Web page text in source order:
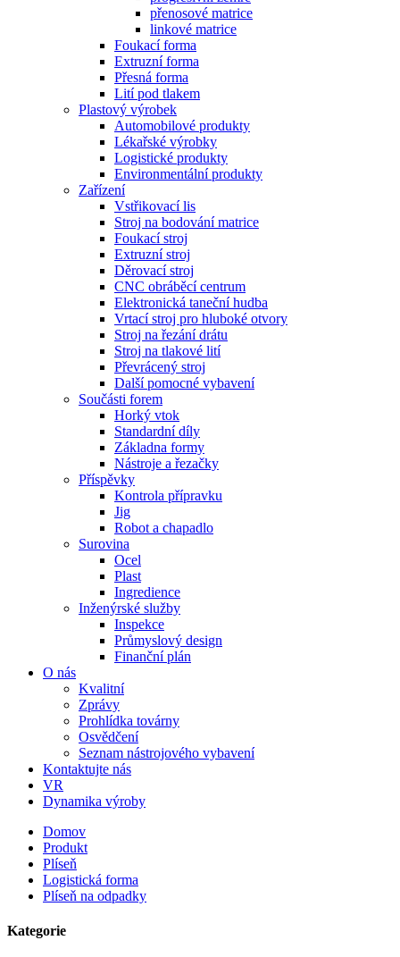
přenosové matrice
linkové matrice
Foukací forma
Extruzní forma
Přesná forma
Lití pod tlakem
Plastový výrobek
Automobilové produkty
Lékařské výrobky
Logistické produkty
Environmentální produkty
Zařízení
Vstřikovací lis
Stroj na bodování matrice
Foukací stroj
Extruzní stroj
Děrovací stroj
CNC obráběcí centrum
Elektronická taneční hudba
Vrtací stroj pro hluboké otvory
Stroj na řezání drátu
Stroj na tlakové lití
Převrácený stroj
Další pomocné vybavení
Součásti forem
Horký vtok
Standardní díly
Základna formy
Nástroje a řezačky
Příspěvky
Kontrola přípravku
Jig
Robot a chapadlo
Surovina
Ocel
Plast
Ingredience
Inženýrské služby
Inspekce
Průmyslový design
Finanční plán
O nás
Kvalitní
Zprávy
Prohlídka továrny
Osvědčení
Seznam nástrojového vybavení
Kontaktujte nás
VR
Dynamika výroby
Domov
Produkt
Plíseň
Logistická forma
Plíseň na odpadky
Kategorie